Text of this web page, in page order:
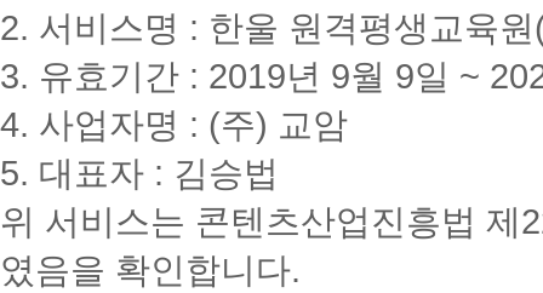
2. 서비스명 : 한울 원격평생교육
3. 유효기간 : 2019년 9월 9일 ~
4. 사업자명 : (주) 교암
5. 대표자 : 김승법
위 서비스는 콘텐츠산업진흥법 제
였음을 확인합니다.